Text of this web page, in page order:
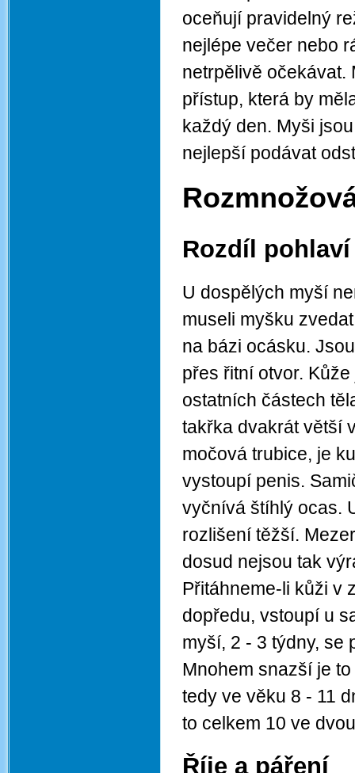
oceňují pravidelný
nejlépe večer nebo
netrpělivě očekávat.
přístup, která by
každý den. Myši
nejlepší podávat
Rozdíl pohlaví
U dospělých myší
museli myšku
na bázi ocásku.
přes řitní otvor.
ostatních částech
takřka dvakrát větší
močová trubice, je
vystoupí penis.
vyčnívá štíhlý ocas.
rozlišení těžší.
dosud nejsou tak
Přitáhneme-li kůži v
dopředu, vstoupí u
myší, 2 - 3 týdny, se
Mnohem snazší je
tedy ve věku 8 - 11
to celkem 10 ve
Říje a páření